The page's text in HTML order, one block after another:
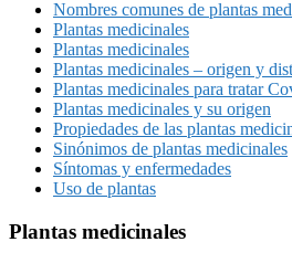
Nombres comunes de plantas
Plantas medicinales
Plantas medicinales
Plantas medicinales – origen y
Plantas medicinales para tratar
Plantas medicinales y su origen
Propiedades de las plantas
Sinónimos de plantas medicinales
Síntomas y enfermedades
Uso de plantas
Plantas medicinales